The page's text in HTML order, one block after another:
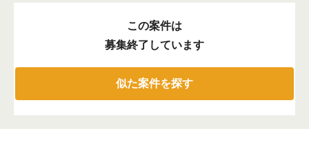
この案件は
募集終了しています
似た案件を探す